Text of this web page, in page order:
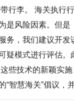
带行李。 海关执
是风险因素。但
务，我们建议开
疑模式进行评估
些技术的新颖实
“智慧海关”倡议，